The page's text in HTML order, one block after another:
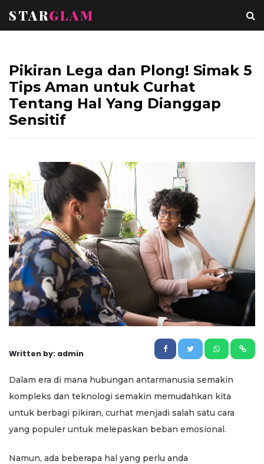
STARGLAM
Pikiran Lega dan Plong! Simak 5
Tips Aman untuk Curhat
Tentang Hal Yang Dianggap
Sensitif
Written by: admin
Dalam era di mana hubungan antarmanusia semakin
kompleks dan teknologi semakin memudahkan kita
untuk berbagi pikiran, curhat menjadi salah satu cara
yang populer untuk melepaskan beban emosional.
Namun, ada beberapa hal yang perlu anda